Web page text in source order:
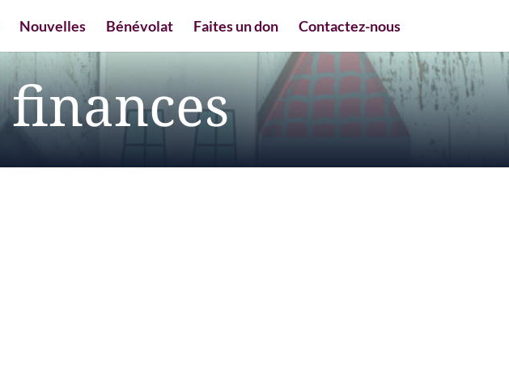
Nouvelles Bénévolat Faites un don Contactez-nous